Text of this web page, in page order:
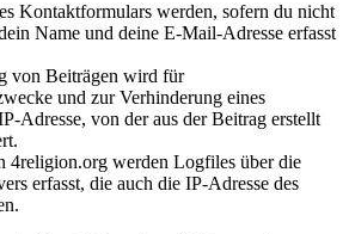
Kontaktformulars werden, sofern du nicht
Name und deine E-Mail-Adresse erfasst
von Beiträgen wird für
und zur Verhinderung eines
Adresse, von der aus der Beitrag erstellt
4religion.org werden Logfiles über die
erfasst, die auch die IP-Adresse des